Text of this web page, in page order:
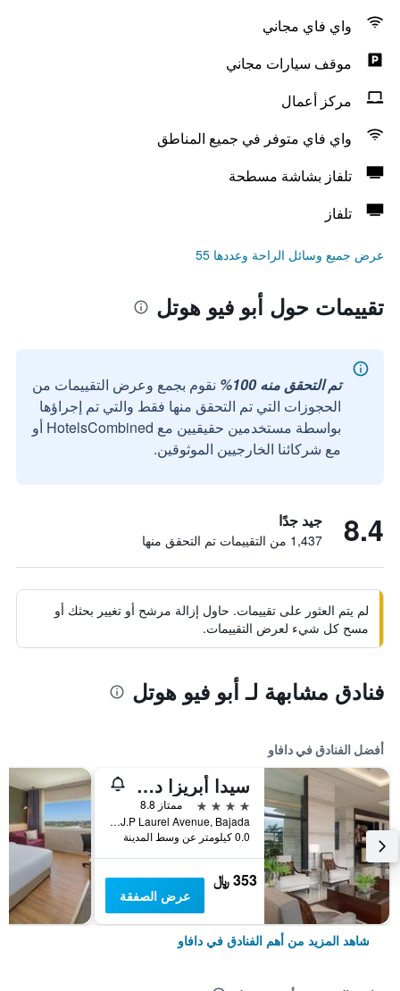
واي فاي مجاني
موقف سيارات مجاني
مركز أعمال
واي فاي متوفر في جميع المناطق
تلفاز بشاشة مسطحة
تلفاز
عرض جميع وسائل الراحة وعددها 55
تقييمات حول أبو فيو هوتل
تم التحقق منه 100%
نقوم بجمع وعرض التقييمات من
الحجوزات التي تم التحقق منها فقط والتي تم إجراؤها
بواسطة مستخدمين حقيقيين مع HotelsCombined أو
مع شركائنا الخارجيين الموثوقين.
8.4 جيد جدًا
1,437 من التقييمات تم التحقق منها
لم يتم العثور على تقييمات. حاول إزالة مرشح أو تغيير بحثك أو
مسح كل شيء لعرض التقييمات.
فنادق مشابهة لـ أبو فيو هوتل
أفضل الفنادق في دافاو
سيدا أبريزا دافاو
4 نجوم
ممتاز 8.8
J.P Laurel Avenue, Bajada, دافاو, الفلبين
0.0 كيلومتر عن وسط المدينة
353 ﷼
عرض الصفقة
شاهد المزيد من أهم الفنادق في دافاو